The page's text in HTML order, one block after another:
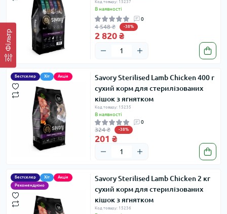
Фільтр
Код товару: 15237
В наявності
0
4 548 ₴ -38%
2 820 ₴
Бестселер Хіт Акція
Savory Sterilised Lamb Chicken 400 г
сухий корм для стерилізованих
кішок з ягнятком
Код товару: 15235
В наявності
0
324 ₴ -38%
201 ₴
Бестселер Хіт
Акція
Рекомендуємо
Savory Sterilised Lamb Chicken 2 кг
сухий корм для стерилізованих
кішок з ягнятком
Код товару: 15236